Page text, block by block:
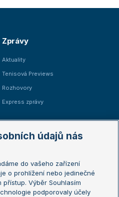
Zprávy
Aktuality
Tenisová Previews
Rozhovory
Express zprávy
Australian Open
French Open
Wimbledon
údajů nás
do vašeho zařízení
o prohlížení nebo jedinečné
Výběr Souhlasím
podporovaly účely